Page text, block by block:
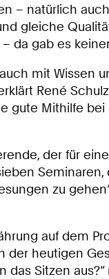
– natürlich
gleiche
da gab es
mit Wissen
René
gute Mithilfe
der für
zu
auf dem
der heutigen
das Sitzen